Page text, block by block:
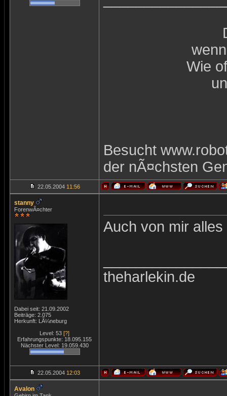
Wie
Besucht
der nÃ¤chsten
22.05.2004 11:56
stanny
ForenwÃ¤chter
Dabei seit: 21.09.2002
Beiträge: 2.075
Herkunft: LÃ¼neburg
Level: 53 [?]
Erfahrungspunkte: 18.095.155
Nächster Level: 19.059.430
Auch von mir
theharlekin.de
22.05.2004 12:03
Avalon